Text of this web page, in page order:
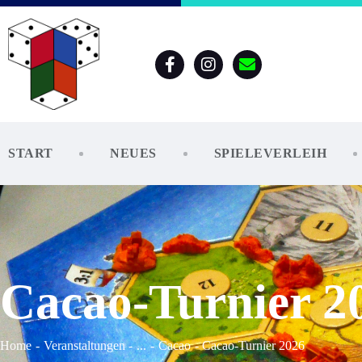
START NEUES SPIELEVERLEIH
Cacao-Turnier
Home Veranstaltungen ... Cacao Cacao-Turnier 2026